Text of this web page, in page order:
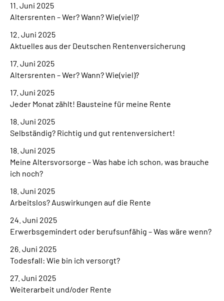
11. Juni 2025
Altersrenten – Wer? Wann? Wie(viel)?
12. Juni 2025
Aktuelles aus der Deutschen Rentenversicherung
17. Juni 2025
Altersrenten – Wer? Wann? Wie(viel)?
17. Juni 2025
Jeder Monat zählt! Bausteine für meine Rente
18. Juni 2025
Selbständig? Richtig und gut rentenversichert!
18. Juni 2025
Meine Altersvorsorge – Was habe ich schon, was brauche
ich noch?
18. Juni 2025
Arbeitslos? Auswirkungen auf die Rente
24. Juni 2025
Erwerbsgemindert oder berufsunfähig – Was wäre wenn?
26. Juni 2025
Todesfall: Wie bin ich versorgt?
27. Juni 2025
Weiterarbeit und/oder Rente